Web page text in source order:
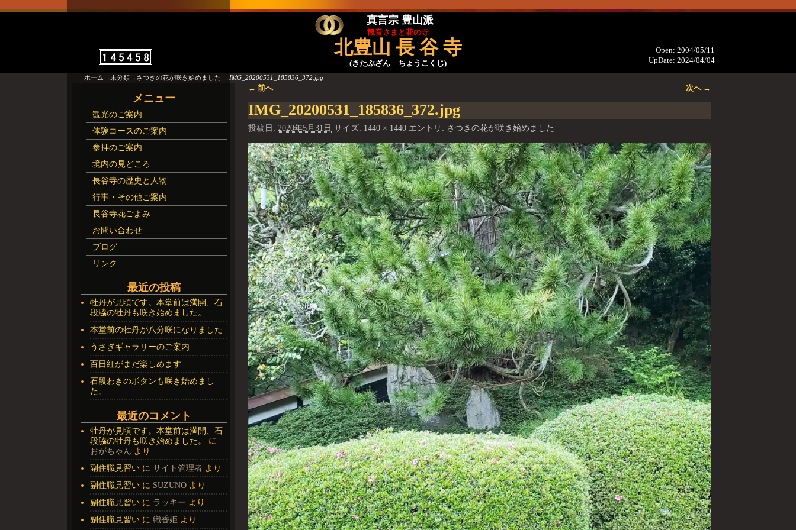
真言宗 豊山派
観音さまと花の寺
北豊山 長 谷 寺
(きたぶざん ちょうこくじ)
Open: 2004/05/11
UpDate: 2024/04/04
ホーム →未分類→ さつきの花が咲き始めました → IMG_20200531_185836_372.jpg
← 前へ 次へ →
IMG_20200531_185836_372.jpg
投稿日: 2020年5月31日 サイズ: 1440 × 1440 エントリ: さつきの花が咲き始めました
メニュー
観光のご案内
体験コースのご案内
参拝のご案内
境内の見どころ
長谷寺の歴史と人物
行事・その他ご案内
長谷寺花ごよみ
お問い合わせ
ブログ
リンク
最近の投稿
牡丹が見頃です。本堂前は満開、石
段脇の牡丹も咲き始めました。
本堂前の牡丹が八分咲になりました
うさぎギャラリーのご案内
百日紅がまだ楽しめます
石段わきのボタンも咲き始めまし
た。
最近のコメント
牡丹が見頃です。本堂前は満開、石
段脇の牡丹も咲き始めました。
に
おがちゃん より
副住職見習いに サイト管理者より
副住職見習いに SUZUNOより
副住職見習いに ラッキー より
副住職見習いに 織香姫 より